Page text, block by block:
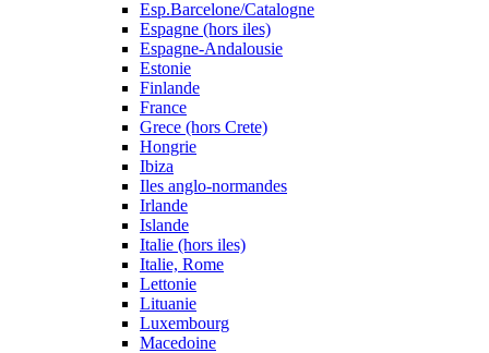
Esp.Barcelone/Catalogne
Espagne (hors iles)
Espagne-Andalousie
Estonie
Finlande
France
Grece (hors Crete)
Hongrie
Ibiza
Iles anglo-normandes
Irlande
Islande
Italie (hors iles)
Italie, Rome
Lettonie
Lituanie
Luxembourg
Macedoine